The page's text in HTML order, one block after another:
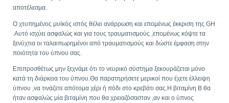
αποτέλεσμα.
Ο χτυπημένος μυϊκός ιστός θέλει ανάρρωση και επομένως έκκριση της GH
.Αυτό ισχύει ασφαλώς και για τους τραυματισμούς ,επομένως κόψτε τα
ξενύχτια οι ταλαιπωρημένοι από τραυματισμούς και δώστε έμφαση στην
ποιότητα του ύπνου σας.
Επιπροσθέτως μην ξεχνάμε ότι το νευρικό σύστημα ξεκουράζεται μόνο
κατά τη διάρκεια του ύπνου.Θα παρατηρήσετε μερικοί που έχετε έλλειψη
ύπνου ,να τινάζετε απότομα χέρι ή πόδι στο κρεβάτι σας.Η βιταμίνη B θα
ήταν ασφαλώς μία βιταμίνη που θα χρειαζόσασταν ,αν και ο ύπνος